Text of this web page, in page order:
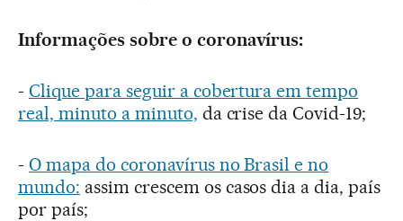
Informações sobre o coronavírus:
- Clique para seguir a cobertura em tempo
real, minuto a minuto, da crise da Covid-19;
- O mapa do coronavírus no Brasil e no
mundo: assim crescem os casos dia a dia, país
por país;